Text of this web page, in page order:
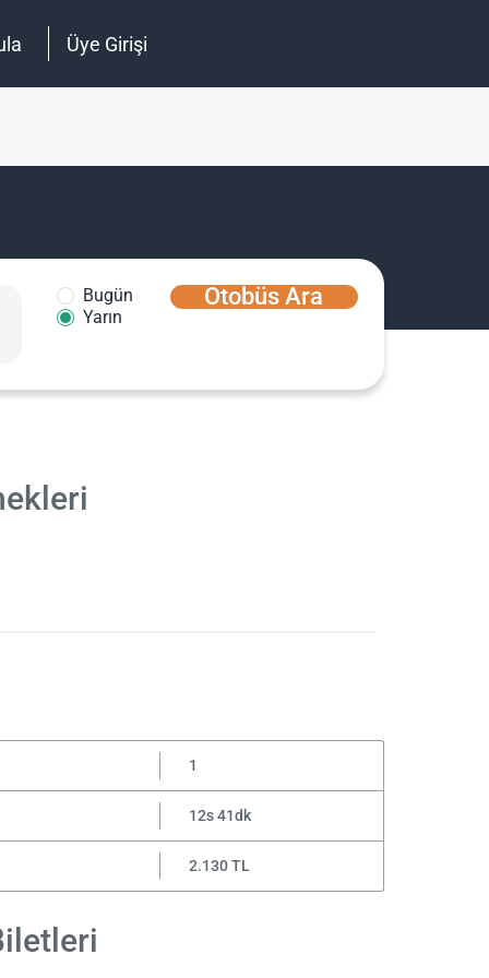
Üye Girişi
Bugün
Yarın
Otobüs Ara
1
12s 41dk
2.130 TL